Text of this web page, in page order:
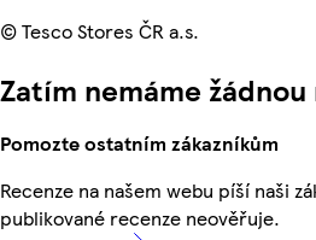
© Tesco Stores ČR a.s.
Zatím nemáme
Pomozte ostatním zákazníkům
Recenze na našem webu píší naši
publikované recenze neověřuje.